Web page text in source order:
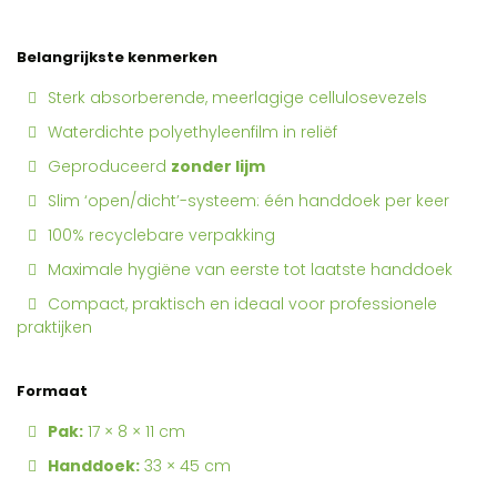
Belangrijkste kenmerken
Sterk absorberende, meerlagige cellulosevezels
Waterdichte polyethyleenfilm in reliëf
Geproduceerd zonder lijm
Slim ‘open/dicht’-systeem: één handdoek per keer
100% recyclebare verpakking
Maximale hygiëne van eerste tot laatste handdoek
Compact, praktisch en ideaal voor professionele
praktijken
Formaat
Pak: 17 × 8 × 11 cm
Handdoek: 33 × 45 cm